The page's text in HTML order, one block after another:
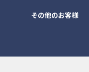
その他のお客様